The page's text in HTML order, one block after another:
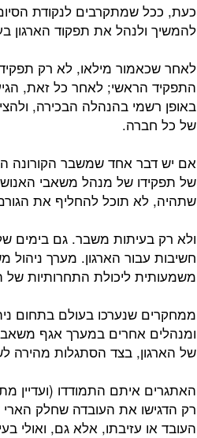
כעת, ככל שמתקרבים לנקודת
להמשיך ולנהל את תפקוד הארגון
לאחר שכאמור מילאו, לא רק
התפקיד הראשי; לאחר כל זאת,
באופן רשמי בהנהלה הבכירה,
של כל חברה.
אם יש דבר אחד שמשבר הקורונה
של תפקידו של מנהל משאבי האנוש
שתהיה, לא תוכל להחליף את
ולא רק בעיתות משבר. גם בימים
חשיבות עבור הארגון. מערך
משמעותית ליכולת התחרותיות של
ממחקרים שנערכו בעולם בתחום
ומנהלים אחרים במערך אגף
של הארגון, בצד הסתגלות מהירה
האתגרים איתם התמודדו (ועדיין
רק הדגישו את העובדה שחלק
העובד או עזיבתו, אלא גם, ואולי